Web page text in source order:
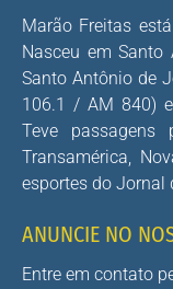
Marão Freitas
Nasceu em
Santo Antônio de
106.1 / AM 840)
Teve passagens
Transamérica,
esportes do Jornal
ANUNCIE NO
Entre em contato